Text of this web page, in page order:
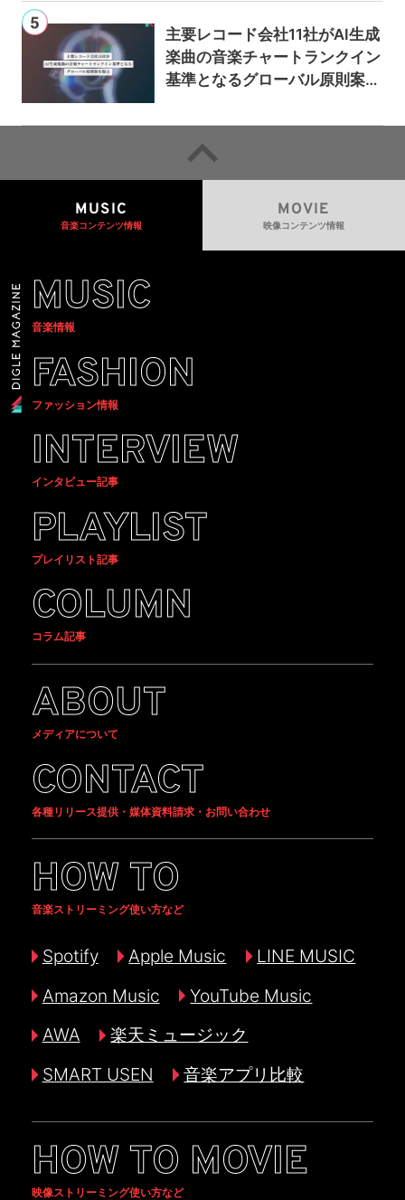
主要レコード会社11社がAI生成
楽曲の音楽チャートランクイン
基準となるグローバル原則案を
るための統一的な枠組みを提案
MUSIC
音楽コンテンツ情報
MOVIE
映像コンテンツ情報
MUSIC
音楽情報
FASHION
ファッション情報
INTERVIEW
インタビュー記事
PLAYLIST
プレイリスト記事
COLUMN
コラム記事
ABOUT
メディアについて
CONTACT
各種リリース提供・媒体資料請求・お問い合わせ
HOW TO
音楽ストリーミング使い方など
Spotify Apple Music
LINE MUSIC
Amazon Music
YouTube Music
AWA
楽天ミュージック
SMART USEN
音楽アプリ比較
HOW TO MOVIE
映像ストリーミング使い方など